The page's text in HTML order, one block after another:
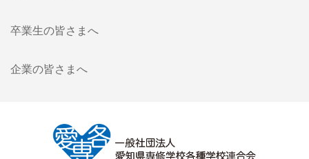
卒業生の皆さまへ
企業の皆さまへ